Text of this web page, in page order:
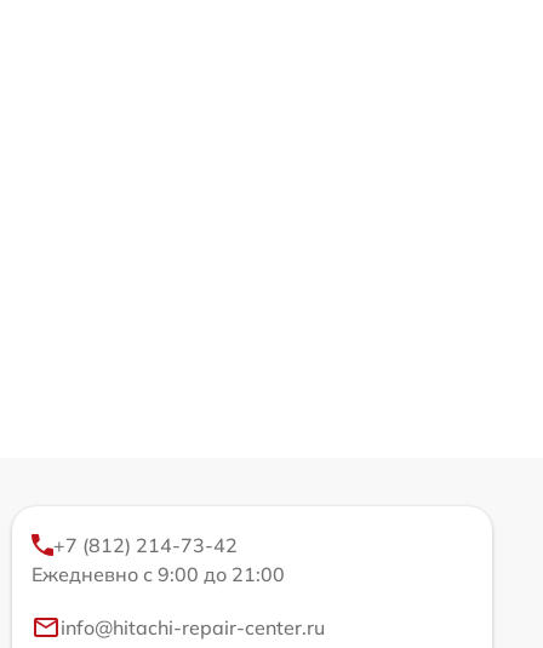
+7 (812) 214-73-42
Ежедневно с 9:00 до 21:00
info@hitachi-repair-center.ru